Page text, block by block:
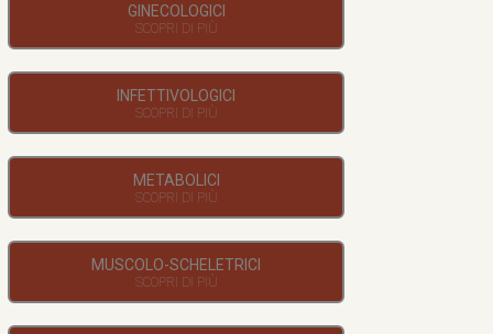
GINECOLOGICI
INFETTIVOLOGICI
METABOLICI
MUSCOLO-SCHELETRICI